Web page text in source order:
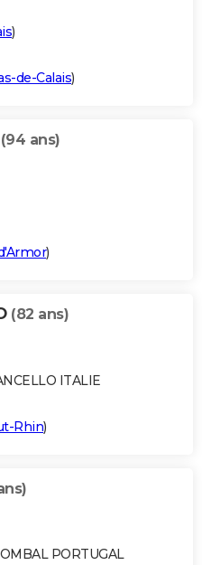
)
de-Calais)
(94 ans)
)
(82 ans)
ITALIE
Rhin)
PORTUGAL